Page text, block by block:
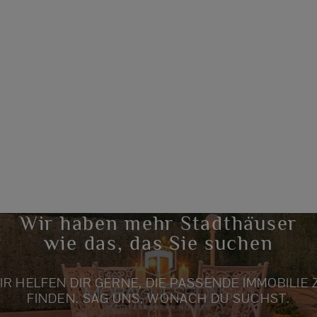
Wir haben mehr Stadthäuser
wie das, das Sie suchen
HELFEN DIR GERNE, DIE PASSENDE IMMOBILIE
FINDEN. SAG UNS, WONACH DU SUCHST.